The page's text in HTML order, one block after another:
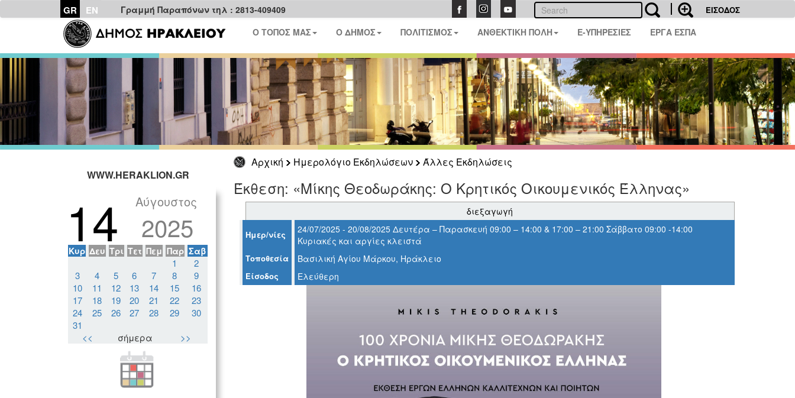
GR EN Γραμμή Παραπόνων τηλ : 2813-409409 ΕΙΣΟΔΟΣ
Ο ΤΟΠΟΣ ΜΑΣ Ο ΔΗΜΟΣ ΠΟΛΙΤΙΣΜΟΣ ΑΝΘΕΚΤΙΚΗ ΠΟΛΗ E-ΥΠΗΡΕΣΙΕΣ ΕΡΓΑ ΕΣΠΑ
Αρχική Ημερολόγιο Εκδηλώσεων
Άλλες Εκδηλώσεις
WWW.HERAKLION.GR
14 Αύγουστος
2025
Κυρ Δευ Τρι Τετ Πεμ Παρ Σαβ
1
2
3
4 5 6 7 8
9
10
11 12 13 14 15
16
17
18 19 20 21 22
23
24
25 26 27 28 29
30
31
<<
σήμερα >>
Έκθεση: «Mίκης Θεοδωράκης: Ο Κρητικός Οικουμενικός Έλληνας»
διεξαγωγή
Ημερ/νίες
24/07/2025 - 20/08/2025 Δευτέρα – Παρασκευή 09:00 – 14:00 & 17:00 – 21:00 Σάββατο 09:00 -14:00
Κυριακές και αργίες κλειστά
Τοποθεσία Βασιλική Αγίου Μάρκου, Ηράκλειο
Είσοδος Ελεύθερη